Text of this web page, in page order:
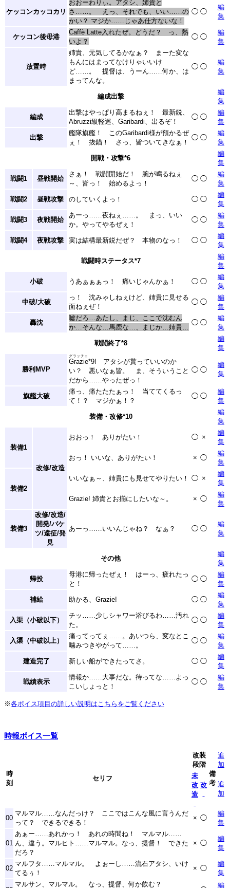
ケッコンカッコカリ
おおーわりぃ。アタシ、姉貴と
さ……。 えっ、それでも、いい……の
かい？ マジか……じゃあ仕方ないな！
◯ ◯
編
集
ケッコン後母港
Caffè Latte入れたぜ。どうだ？ っ、熱
いよ？
◯ ◯
編
集
放置時
姉貴、元気してるかなぁ？ まーた変な
もんにはまってなけりゃいいけ
ど……。 提督は、うーん……何か、は
まってんな。
◯ ◯
編
集
編成出撃
編
集
編成
出撃はやっぱり高まるねぇ！ 最新鋭、
Abruzzi級軽巡、Garibardi、出るぞ！
◯ ◯
編
集
出撃
艦隊旗艦！ このGaribardi様が預かるぜ
ぇ！ 抜錨！ さっ、皆ついてきなぁ！
◯ ◯
編
集
開戦・攻撃*6
編
集
戦闘1 昼戦開始
さぁ！ 戦闘開始だ！ 腕が鳴るねぇ
～、皆っ！ 始めるよっ！
◯ ◯
編
集
戦闘2 昼戦攻撃 のしていくよっ！ ◯ ◯
編
集
戦闘3 夜戦開始
あーっ……夜ねぇ……。 まっ、いい
か。やってやるぜぇ！
◯ ◯
編
集
戦闘4 夜戦攻撃 実は結構最新鋭だぜ？ 本物のなっ！ ◯ ◯
編
集
戦闘時ステータス*7
編
集
小破 うあぁぁぁっ！ 痛いじゃんかぁ！ ◯ ◯
編
集
中破/大破
っ！ 沈みゃしねぇけど、姉貴に見せる
面ねぇぜ！
◯ ◯
編
集
轟沈
嘘だろ…あたし、まじ、ここで沈むん
か…そんな…馬鹿な…、まじか…姉貴…
◯ ◯
編
集
戦闘終了*8
編
集
勝利MVP
Grazie
グラッチェ
*9! アタシが貰っていいのか
い？ 悪いなぁ皆。 ま、そういうこと
だから……やったぜっ！
◯ ◯
編
集
旗艦大破
痛っ、痛たたたぁっ！ 当ててくるっ
て！？ マジかぁ！？
◯ ◯
編
集
装備・改修*10
編
集
装備1
改修/改造
おおっ！ ありがたい！ ◯ ×
編
集
おっ！ いいな、ありがたい！ × ◯
編
集
装備2
いいなぁ～、姉貴にも見せてやりたい！ ◯ ×
編
集
Grazie! 姉貴とお揃にしたいな～。 × ◯
編
集
装備3
改修/改造/
開発/バケ
ツ/遠征/発
見
あーっ……いいんじゃね？ なぁ？ ◯ ◯
編
集
その他
編
集
帰投
母港に帰ったぜぇ！ はーっ、疲れたっ
と！
◯ ◯
編
集
補給 助かる、Grazie! ◯ ◯
編
集
入渠（小破以下）
チッ……少しシャワー浴びるわ……汚れ
た。
◯ ◯
編
集
入渠（中破以上）
痛ってってぇ……。あいつら、変なとこ
噛みつきやがって……。
◯ ◯
編
集
建造完了 新しい船ができたってさ。 ◯ ◯
編
集
戦績表示
情報か……大事だな。待ってな……よっ
こいしょっと！
◯ ◯
編
集
※各ボイス項目の詳しい説明はこちらをご覧ください
時報ボイス一覧
時
刻
セリフ
改装
段階
備
考
追
加
未
改
造
改
追
加
00
マルマル……なんだっけ？ ここではこんな風に言うんだ
って？ できるできる！
× ◯
編
集
01
あぁー……あれかっ！ あれの時間ね！ マルマル……
ん、違う。マルヒト……マルマル。なっ、提督！ できた
だろ？
× ◯
編
集
02
マルフタ……マルマル。 よぉーし……流石アタシ、いけ
てるぅ！
× ◯
編
集
マルサン、マルマル。 なっ、提督、何か飲む？ 編